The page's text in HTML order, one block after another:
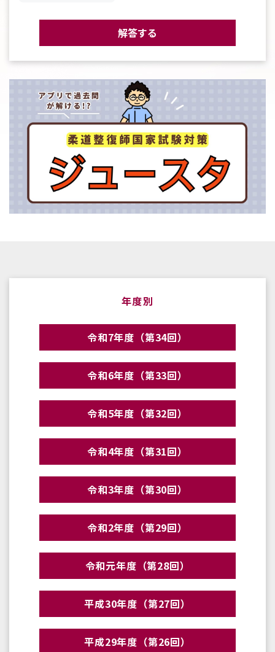
解答する
年度別
令和7年度（第34回）
令和6年度（第33回）
令和5年度（第32回）
令和4年度（第31回）
令和3年度（第30回）
令和2年度（第29回）
令和元年度（第28回）
平成30年度（第27回）
平成29年度（第26回）